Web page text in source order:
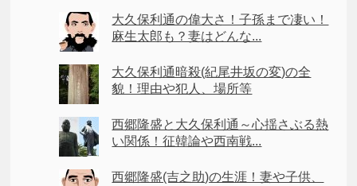
大久保利通の偉大さ！子孫まで凄い！
麻生太郎も？妻はどんな...
大久保利通暗殺(紀尾井坂の変)の全
貌！理由や犯人、場所等
西郷隆盛と大久保利通～心揺さぶる熱
い関係！征韓論や西南戦...
西郷隆盛(吉之助)の生涯！妻や子供、